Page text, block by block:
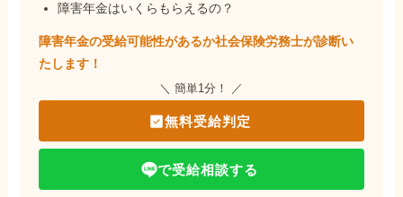
障害年金はいくらもらえるの？
障害年金の受給可能性があるか社会保険労務士が診断い
たします！
＼ 簡単1分！ ／
無料受給判定
で受給相談する